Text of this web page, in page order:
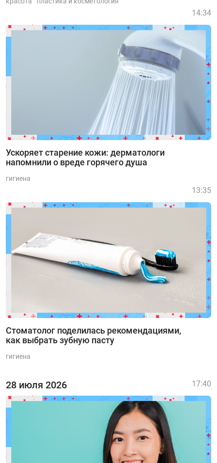
Ускоряет старение кожи: дерматологи
напомнили о вреде горячего душа
14:34
гигиена
Стоматолог поделилась рекомендациями,
как выбрать зубную пасту
13:35
гигиена
28 июля 2026 17:40